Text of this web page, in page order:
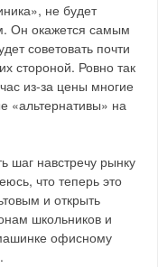
не будет
Он окажется самым
советовать почти
стороной. Ровно так
из-за цены многие
«альтернативы» на
шаг навстречу рынку
что теперь это
и открыть
школьников и
офисному